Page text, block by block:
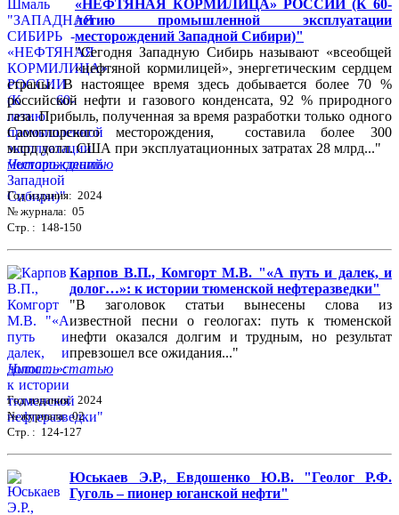
«НЕФТЯНАЯ КОРМИЛИЦА» РОССИИ (К 60-
летию промышленной эксплуатации
месторождений Западной Сибири)"
"Сегодня Западную Сибирь называют «всеобщей
«нефтяной кормилицей», энергетическим сердцем
страны. В настоящее время здесь добывается более 70 %
российской нефти и газового конденсата, 92 % природного
газа. Прибыль, полученная за время разработки только одного
Самотлорского месторождения, составила более 300
млрд долл. США при эксплуатационных затратах 28 млрд..."
Читать статью
Год издания: 2024
№ журнала: 05
Стр. : 148-150
Карпов В.П., Комгорт М.В. "«А путь и далек, и
долог…»: к истории тюменской нефтеразведки"
"В заголовок статьи вынесены слова из
известной песни о геологах: путь к тюменской
нефти оказался долгим и трудным, но результат
превзошел все ожидания..."
Читать статью
Год издания: 2024
№ журнала: 02
Стр. : 124-127
Юськаев Э.Р., Евдошенко Ю.В. "Геолог Р.Ф.
Гуголь – пионер юганской нефти"